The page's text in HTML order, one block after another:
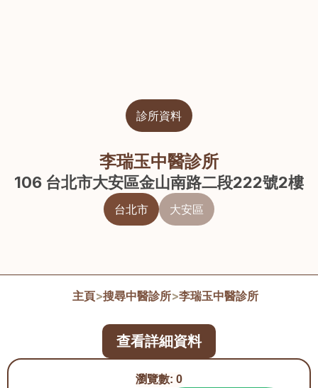
診所資料
李瑞玉中醫診所
106 台北市大安區金山南路二段222號2樓
台北市 大安區
主頁>搜尋中醫診所>李瑞玉中醫診所
瀏覽數: 0
查看詳細資料